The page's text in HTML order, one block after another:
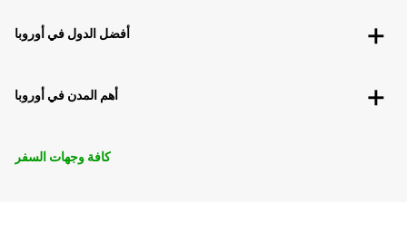
أفضل الدول في أوروبا
أهم المدن في أوروبا
كافة وجهات السفر